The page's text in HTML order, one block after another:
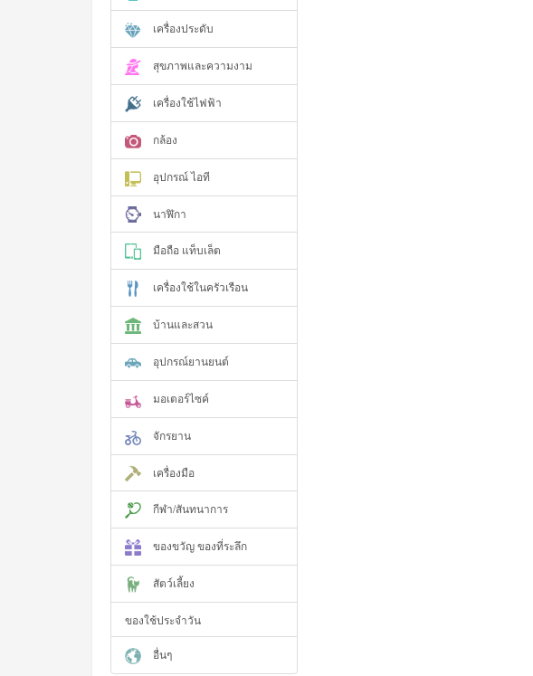
เครื่องประดับ
สุขภาพและความงาม
เครื่องใช้ไฟฟ้า
กล้อง
อุปกรณ์ ไอที
นาฬิกา
มือถือ แท็บเล็ต
เครื่องใช้ในครัวเรือน
บ้านและสวน
อุปกรณ์ยานยนต์
มอเตอร์ไซค์
จักรยาน
เครื่องมือ
กีฬา/สันทนาการ
ของขวัญ ของที่ระลึก
สัตว์เลี้ยง
ของใช้ประจำวัน
อื่นๆ